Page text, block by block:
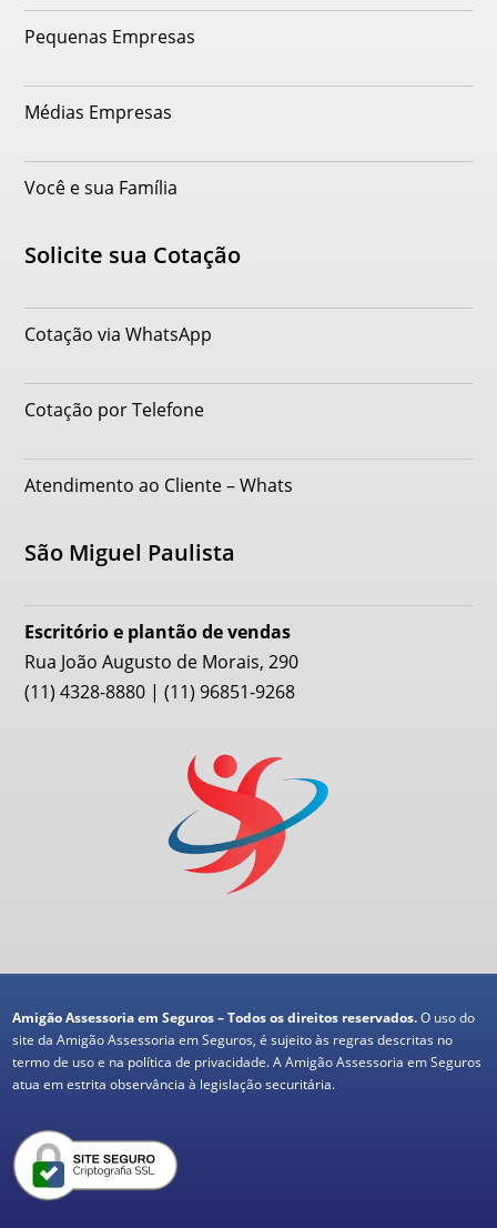
Pequenas Empresas
Médias Empresas
Você e sua Família
Solicite sua Cotação
Cotação via WhatsApp
Cotação por Telefone
Atendimento ao Cliente – Whats
São Miguel Paulista
Escritório e plantão de vendas
Rua João Augusto de Morais, 290
(11) 4328-8880 | (11) 96851-9268
Amigão Assessoria em Seguros – Todos os direitos reservados.O uso do
site da Amigão Assessoria em Seguros, é sujeito às regras descritas no
termo de uso e na política de privacidade. A Amigão Assessoria em Seguros
atua em estrita observância à legislação securitária.